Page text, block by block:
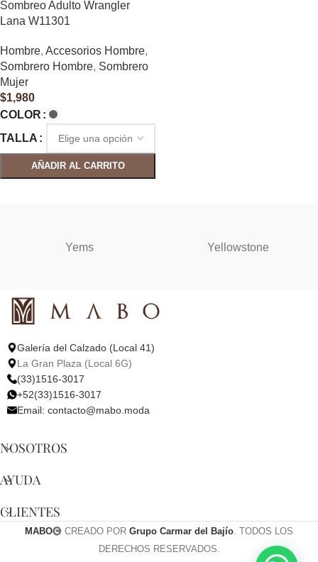
Sombreo Adulto Wrangler
Lana W11301
Hombre, Accesorios Hombre,
Sombrero Hombre, Sombrero
Mujer
$1,980
COLOR
TALLA
AÑADIR AL CARRITO
Yems Yellowstone
Galería del Calzado (Local 41)
La Gran Plaza (Local 6G)
(33)1516-3017
+52(33)1516-3017
Email: contacto@mabo.moda
NOSOTROS
AYUDA
CLIENTES
MABO CREADO POR Grupo Carmar del Bajío. TODOS LOS
DERECHOS RESERVADOS.